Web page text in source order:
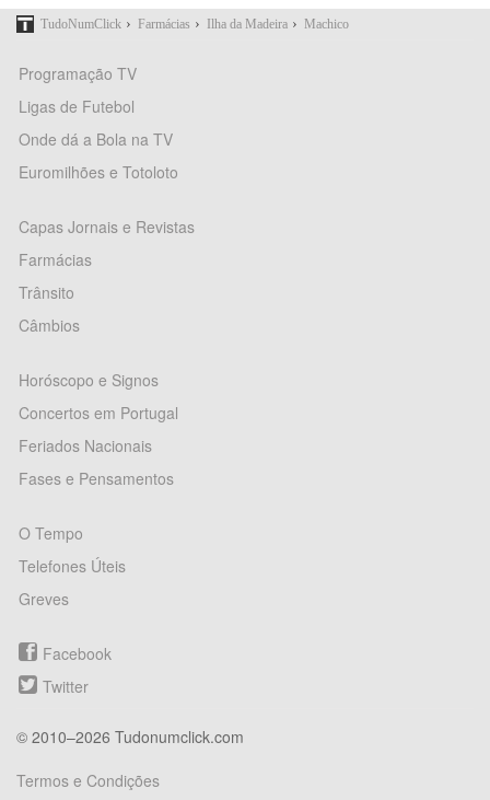
TudoNumClick › Farmácias › Ilha da Madeira › Machico
Programação TV
Ligas de Futebol
Onde dá a Bola na TV
Euromilhões e Totoloto
Capas Jornais e Revistas
Farmácias
Trânsito
Câmbios
Horóscopo e Signos
Concertos em Portugal
Feriados Nacionais
Fases e Pensamentos
O Tempo
Telefones Úteis
Greves
Facebook
Twitter
© 2010–2026 Tudonumclick.com
Termos e Condições